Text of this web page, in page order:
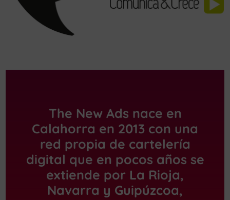
The New Ads nace en
Calahorra en 2013 con una
red propia de cartelería
digital que en pocos años se
extiende por La Rioja,
Navarra y Guipúzcoa,